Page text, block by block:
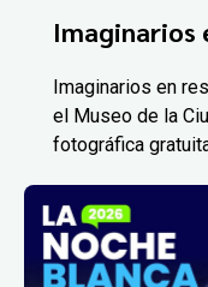
Imaginarios
Imaginarios en
el Museo de la
fotográfica